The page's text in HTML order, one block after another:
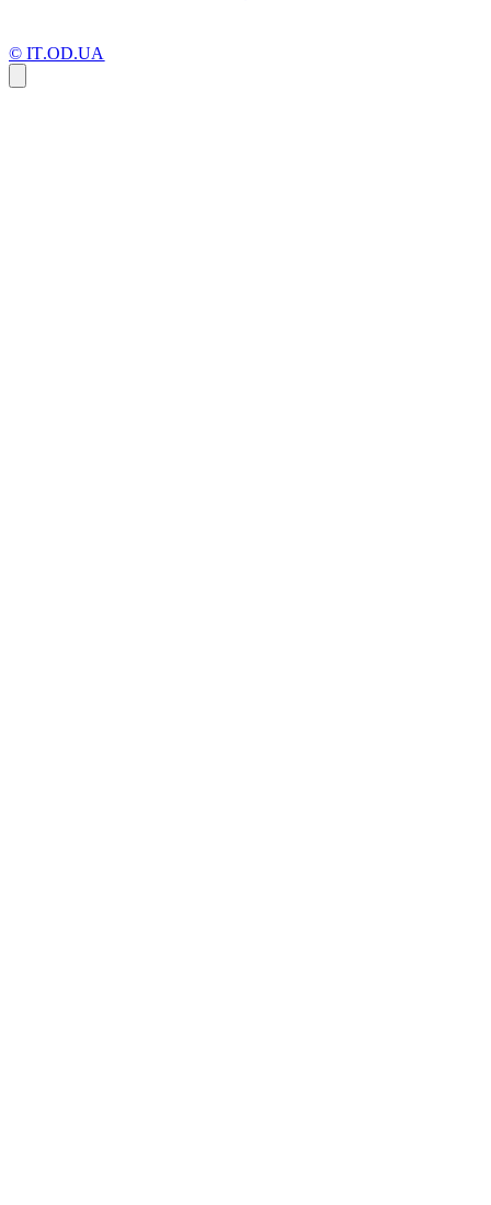
© IT.OD.UA